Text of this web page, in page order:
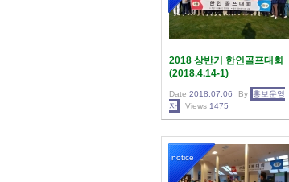
2018 상반기 한인골프대회
(2018.4.14-1)
Date 2018.07.06 By
홍보운영
자
Views 1475
notice